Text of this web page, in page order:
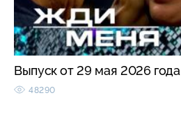
Выпуск от 29 мая 2026 года
48290